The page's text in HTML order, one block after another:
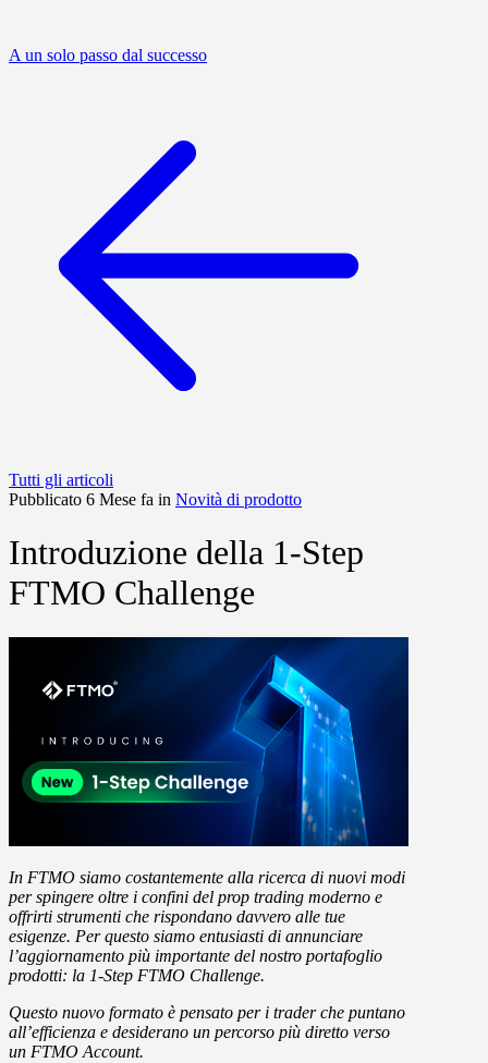
A un solo passo dal successo
Tutti gli articoli
Pubblicato 6 Mese fa in Novità di prodotto
Introduzione della 1-Step
FTMO Challenge
In FTMO siamo costantemente alla ricerca di nuovi modi
per spingere oltre i confini del prop trading moderno e
offrirti strumenti che rispondano davvero alle tue
esigenze. Per questo siamo entusiasti di annunciare
l’aggiornamento più importante del nostro portafoglio
prodotti: la 1-Step FTMO Challenge.
Questo nuovo formato è pensato per i trader che puntano
all’efficienza e desiderano un percorso più diretto verso
un FTMO Account.